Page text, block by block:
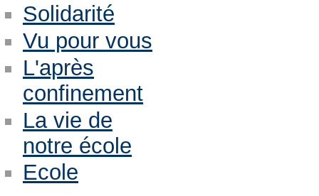
Solidarité
Vu pour vous
L'après
confinement
La vie de
notre école
Ecole